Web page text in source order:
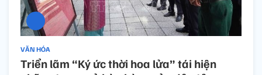
VĂN HÓA
Triển lãm “Ký ức thời hoa lửa” tái hiện